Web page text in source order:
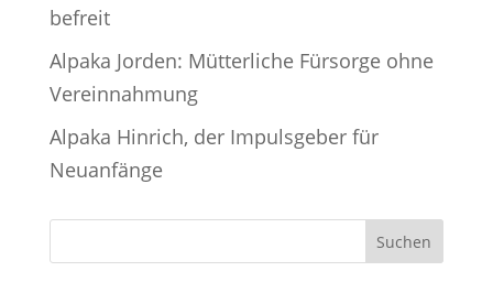
befreit
Alpaka Jorden: Mütterliche Fürsorge ohne
Vereinnahmung
Alpaka Hinrich, der Impulsgeber für
Neuanfänge
Suchen